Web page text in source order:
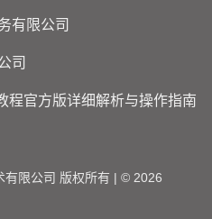
有限公司
司
程官方版详细解析与操作指南
限公司 版权所有 | © 2026